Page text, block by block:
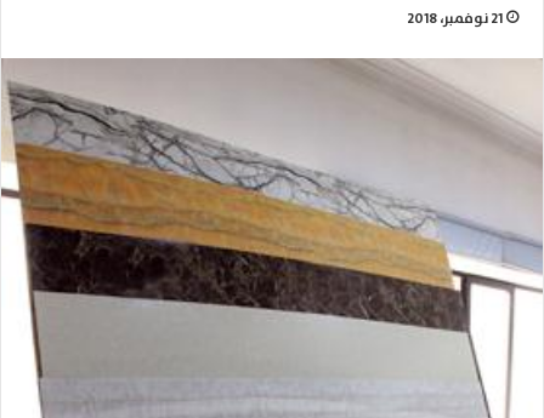
21 نوفمبر، 2018